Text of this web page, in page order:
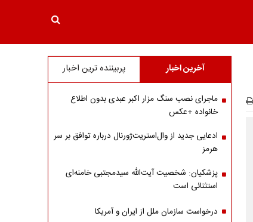
آخرین اخبار پربیننده ترین اخبار
ماجرای نصب سنگ مزار اکبر عبدی بدون اطلاع
خانواده +عکس
ادعایی جدید از وال‌استریت‌ژورنال درباره توافق بر سر
هرمز
پزشکیان: شخصیت آیت‌الله سیدمجتبی خامنه‌ای
استثنائی است
درخواست سازمان ملل از ایران و آمریکا